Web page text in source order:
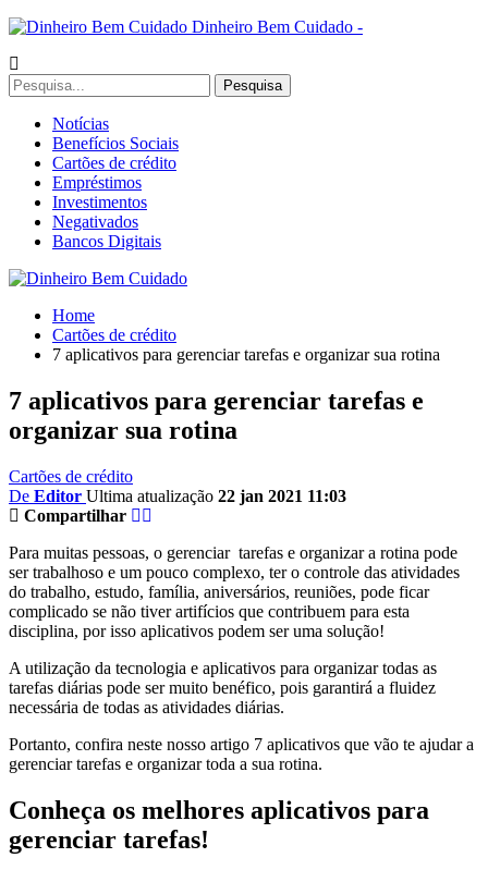
Dinheiro Bem Cuidado -
Notícias
Benefícios Sociais
Cartões de crédito
Empréstimos
Investimentos
Negativados
Bancos Digitais
Home
Cartões de crédito
7 aplicativos para gerenciar tarefas e organizar sua rotina
7 aplicativos para gerenciar tarefas e
organizar sua rotina
Cartões de crédito
De Editor Ultima atualização 22 jan 2021 11:03
Compartilhar
Para muitas pessoas, o gerenciar tarefas e organizar a rotina pode
ser trabalhoso e um pouco complexo, ter o controle das atividades
do trabalho, estudo, família, aniversários, reuniões, pode ficar
complicado se não tiver artifícios que contribuem para esta
disciplina, por isso aplicativos podem ser uma solução!
A utilização da tecnologia e aplicativos para organizar todas as
tarefas diárias pode ser muito benéfico, pois garantirá a fluidez
necessária de todas as atividades diárias.
Portanto, confira neste nosso artigo 7 aplicativos que vão te ajudar a
gerenciar tarefas e organizar toda a sua rotina.
Conheça os melhores aplicativos para
gerenciar tarefas!